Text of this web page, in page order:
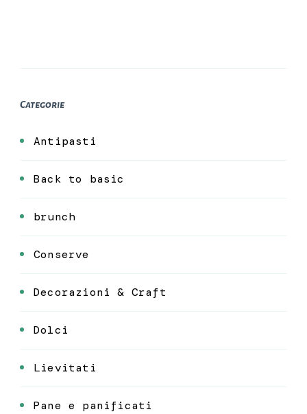
Categorie
Antipasti
Back to basic
brunch
Conserve
Decorazioni & Craft
Dolci
Lievitati
Pane e panificati